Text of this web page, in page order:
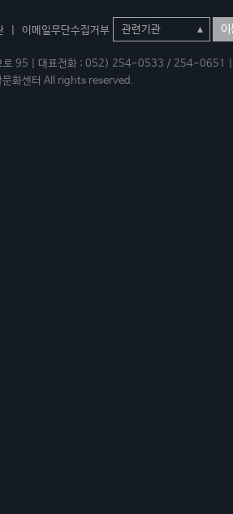
이메일무단수집거부 이
보로 95 | 대표전화 : 052) 254-0533 / 254-
화센터 All rights reserved.